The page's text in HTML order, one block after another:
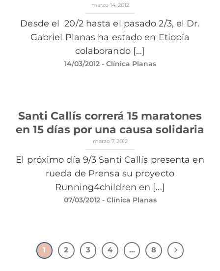
marzo 14, 2012
Desde el 20/2 hasta el pasado 2/3, el Dr.
Gabriel Planas ha estado en Etiopía
colaborando [...]
14/03/2012- Clínica Planas
Santi Callís correrá 15 maratones
en 15 días por una causa solidaria
marzo 7, 2012
El próximo día 9/3 Santi Callís presenta en
rueda de Prensa su proyecto
Running4children en [...]
07/03/2012- Clínica Planas
1 2 3 4 … 8